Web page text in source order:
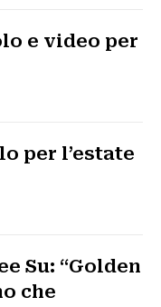
e video per
per l’estate
Su: “Golden
che